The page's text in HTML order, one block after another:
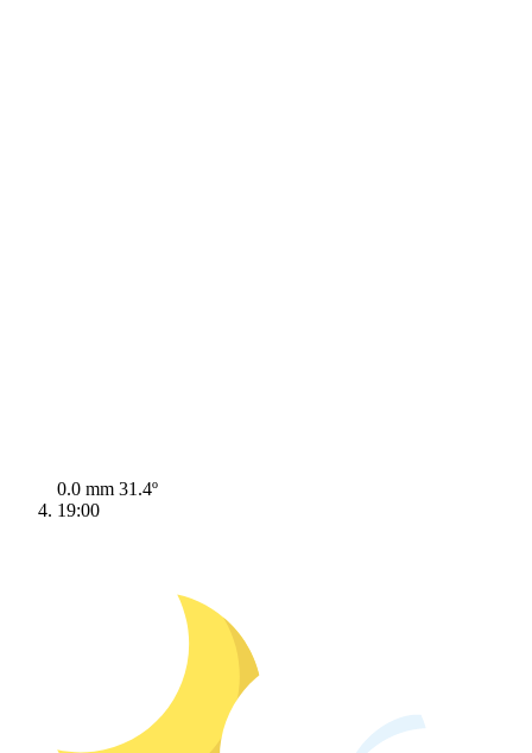
0.0 mm 31.4º
19:00